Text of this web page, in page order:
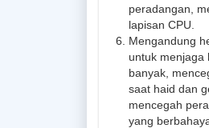
peradangan,
lapisan CPU.
Mengandung
untuk menjaga
banyak,
saat haid dan
mencegah
yang